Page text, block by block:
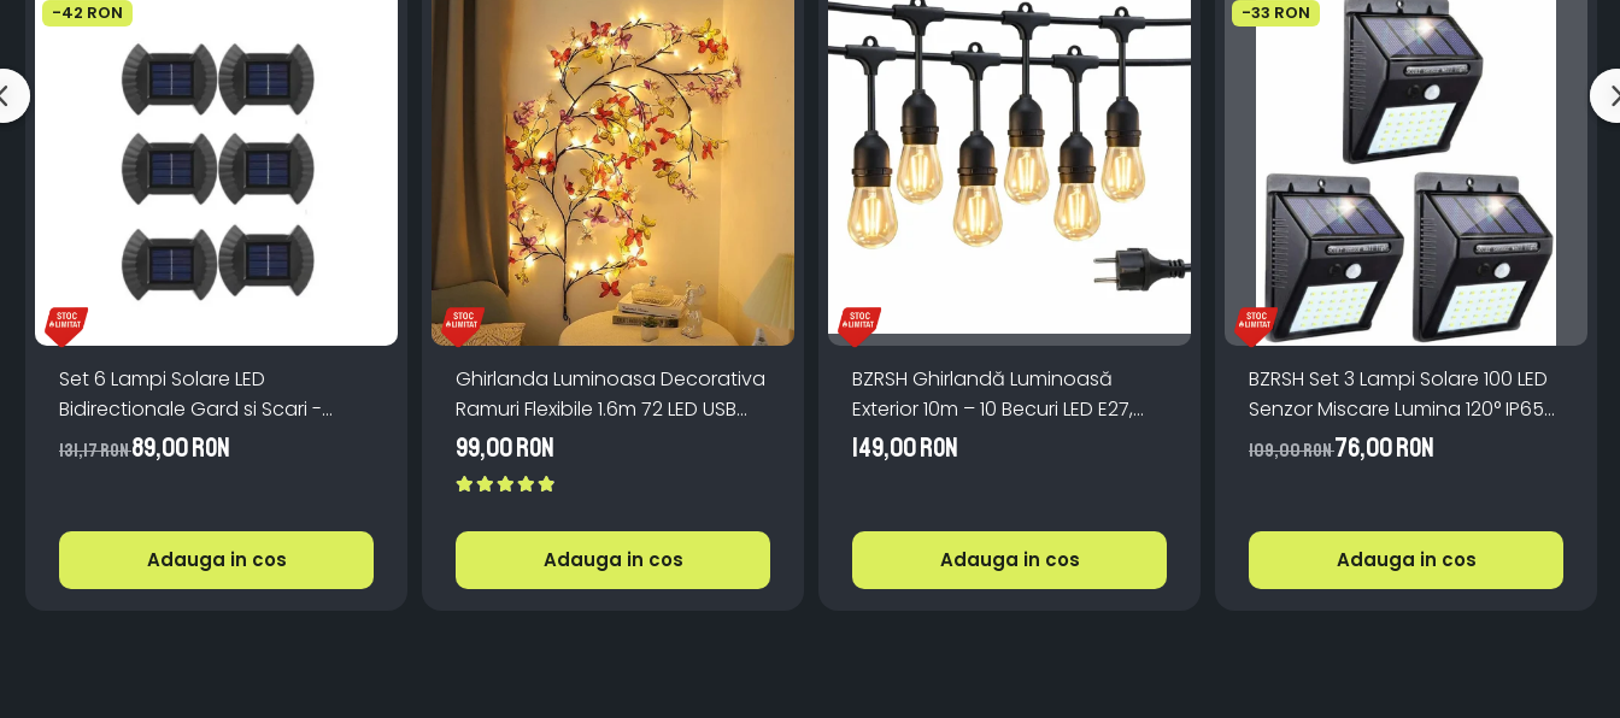
-42 RON
Set 6 Lampi Solare LED
Bidirectionale Gard si Scari -
200mAh, IP65, Alb Cald, Senzor
131,17 RON89,00 RON
Adauga in cos
Ghirlanda Luminoasa Decorativa
Ramuri Flexibile 1.6m 72 LED USB
Telecomanda
99,00 RON
Adauga in cos
BZRSH Ghirlandă Luminoasă
Exterior 10m – 10 Becuri LED E27,
IP66, incarcare la priza, Lumină
Caldă pentru Grădină
149,00 RON
Adauga in cos
-33 RON
BZRSH Set 3 Lampi Solare 100 LED
Senzor Miscare Lumina 120° IP65
ABS Monocristalin
109,00 RON76,00 RON
Adauga in cos